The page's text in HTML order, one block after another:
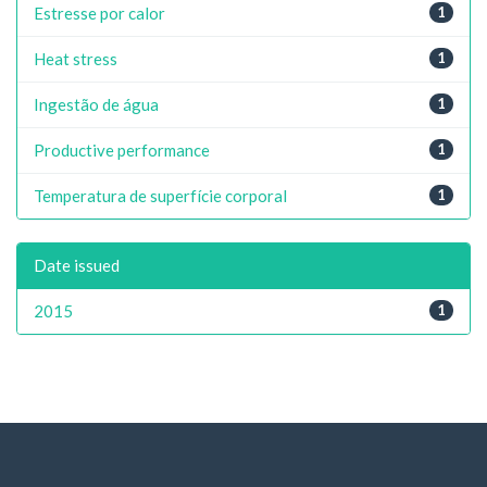
1
Estresse por calor
1
Heat stress
1
Ingestão de água
1
Productive performance
1
Temperatura de superfície corporal
Date issued
1
2015